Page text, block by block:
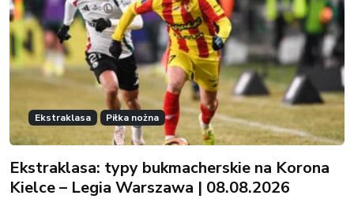
Ekstraklasa Piłka nożna
Ekstraklasa: typy bukmacherskie na Korona
Kielce – Legia Warszawa | 08.08.2026